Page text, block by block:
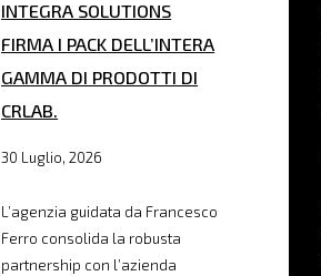
INTEGRA SOLUTIONS
FIRMA I PACK DELL’INTERA
GAMMA DI PRODOTTI DI
CRLAB.
30 Luglio, 2026
L’agenzia guidata da Francesco
Ferro consolida la robusta
partnership con l’azienda